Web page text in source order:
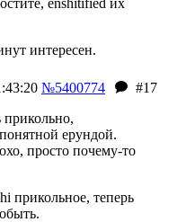
enshitified их
интересен.
№5400774
#17
прикольно,
ерундой.
просто почему-то
прикольное, теперь